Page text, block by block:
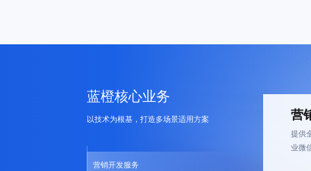
蓝橙核心业务
以技术为根基，打造多场景适用方案
营销开发服务
营
提供
业微